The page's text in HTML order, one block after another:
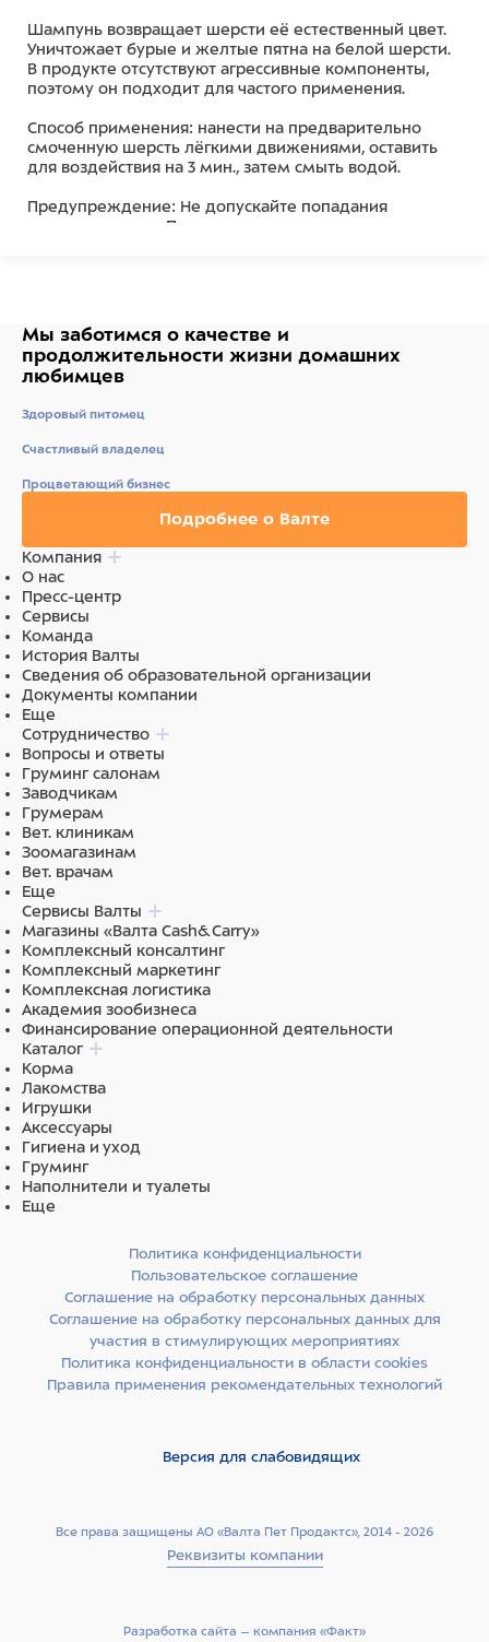
Шампунь возвращает шерсти её естественный цвет.
Уничтожает бурые и желтые пятна на белой шерсти.
В продукте отсутствуют агрессивные компоненты,
поэтому он подходит для частого применения.
Способ применения: нанести на предварительно
смоченную шерсть лёгкими движениями, оставить
для воздействия на 3 мин., затем смыть водой.
Предупреждение: Не допускайте попадания
шампуня в глаза. При попадании, немедленно
Состав
"Ингредиенты: Вода, натрия лауретсульфат, кокамид
бетаинамид МЭА хлорид, глицерин, экстракт меда,
диазолидинил мочевина, феноксиэтанол,
бутилкарбамат, парфюм (отдушка), CI 61100, CI 59059 ,
Мы заботимся о качестве и
продолжительности жизни домашних
любимцев
Здоровый питомец
Счастливый владелец
Процветающий бизнес
Подробнее о Валте
Компания
О нас
Пресс-центр
Сервисы
Команда
История Валты
Сведения об образовательной организации
Документы компании
Еще
Сотрудничество
Вопросы и ответы
Груминг салонам
Заводчикам
Грумерам
Вет. клиникам
Зоомагазинам
Вет. врачам
Еще
Сервисы Валты
Магазины «Валта Cash&Carry»
Комплексный консалтинг
Комплексный маркетинг
Комплексная логистика
Академия зообизнеса
Финансирование операционной деятельности
Каталог
Корма
Лакомства
Игрушки
Аксессуары
Гигиена и уход
Груминг
Наполнители и туалеты
Еще
Все права защищены АО «Валта Пет Продактс», 2014 - 2026
Реквизиты компании
Политика конфиденциальности
Пользовательское соглашение
Соглашение на обработку персональных данных
Соглашение на обработку персональных данных для
участия в стимулирующих мероприятиях
Политика конфиденциальности в области cookies
Правила применения рекомендательных технологий
Версия для слабовидящих
Разработка сайта –­ компания «Факт»